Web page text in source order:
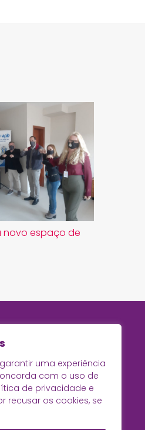
uma experiência
com o uso de
de privacidade e
recusar os cookies, se
novo espaço de